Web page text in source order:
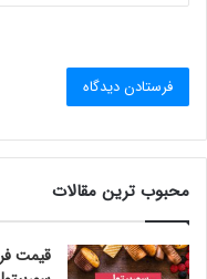
محبوب ترین مقالات